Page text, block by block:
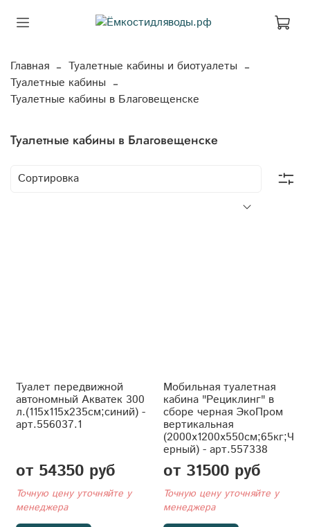
Главная
Туалетные кабины и биотуалеты
Туалетные кабины
Туалетные кабины в Благовещенске
Туалетные кабины в Благовещенске
Туалет передвижной
автономный Акватек 300
л.(115x115x235см;синий) -
арт.556037.1
от 54350 руб
Точную цену уточняйте у
менеджера
Мобильная туалетная
кабина "Рециклинг" в
сборе черная ЭкоПром
вертикальная
(2000x1200x550см;65кг;Ч
ерный) - арт.557338
от 31500 руб
Точную цену уточняйте у
менеджера